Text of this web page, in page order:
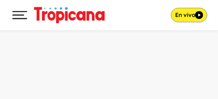
Desplegar menú principal En vivo